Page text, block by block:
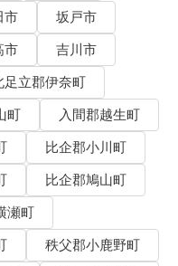
市
坂戸市
市
吉川市
足立郡伊奈町
町
入間郡越生町
比企郡小川町
比企郡鳩山町
瀬町
秩父郡小鹿野町